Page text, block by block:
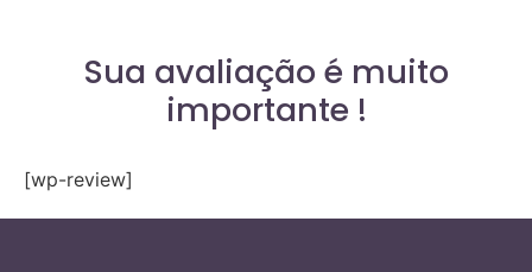
Sua avaliação é muito
importante !
[wp-review]